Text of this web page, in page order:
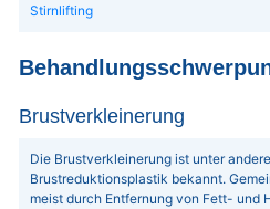
Stirnlifting
Brustverkleinerung
Die Brustverkleinerung ist unter
Brustreduktionsplastik bekannt.
meist durch Entfernung von Fett- und